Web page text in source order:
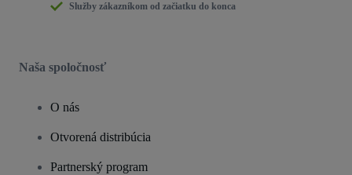
Služby zákazníkom od začiatku do konca
Naša spoločnosť
O nás
Otvorená distribúcia
Partnerský program